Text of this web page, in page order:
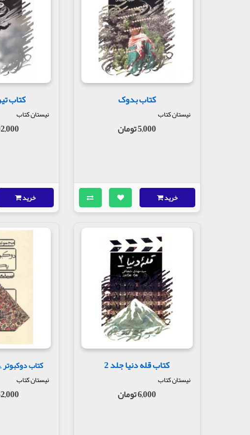
مجتبی در کنار هم ایستاده‌اند. دست‌ها را سایه‌بان چشم کرده‌اند
سختی ‌دیده. پیداست که نسبت به دو نفر دیگر تفوق دارد. عباس و
از دور نقطه‌ای است که آرام‌آرام هویت می‌یابد و در میان گرد و غبار رخ
مولف : سید مهدی شجاعی وبهزاد بهزاد پور
ناشر: انتشارات نیستان کتاب
کتاب بدوک
نیستان کتاب
5,000 تومان
خرید
کتاب
نیستان کتاب
102,000
خرید
کتاب قله دنیا جلد 2
نیستان کتاب
6,000 تومان
کتاب دوکبوتر
نیستان کتاب
162,000